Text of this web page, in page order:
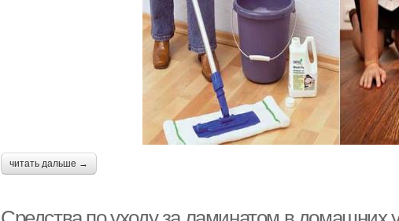
читать дальше →